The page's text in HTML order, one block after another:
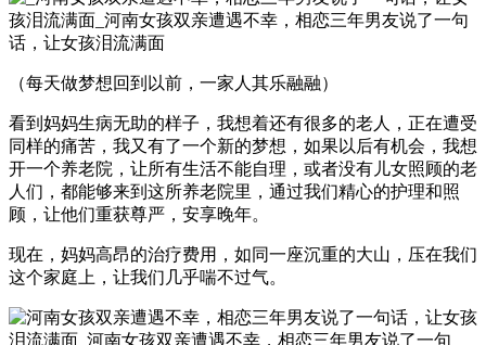
（每天做梦想回到以前，一家人其乐融融）
看到妈妈生病无助的样子，我想着还有很多的老人，正在遭受
同样的痛苦，我又有了一个新的梦想，如果以后有机会，我想
开一个养老院，让所有生活不能自理，或者没有儿女照顾的老
人们，都能够来到这所养老院里，通过我们精心的护理和照
顾，让他们重获尊严，安享晚年。
现在，妈妈高昂的治疗费用，如同一座沉重的大山，压在我们
这个家庭上，让我们几乎喘不过气。